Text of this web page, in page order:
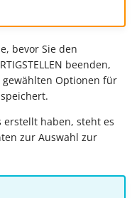
bevor Sie den
beenden,
gewählten Optionen für
erstellt haben, steht es
zur Auswahl zur